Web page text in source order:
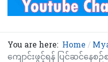
You are here: Home
ကျောင်းဖွင့်ရန် ပြင်ဆင်နေစဉ်